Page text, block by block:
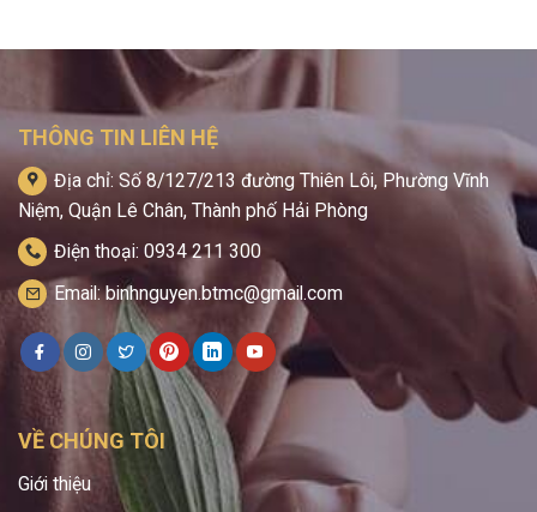
THÔNG TIN LIÊN HỆ
Địa chỉ: Số 8/127/213 đường Thiên Lôi, Phường Vĩnh
Niệm, Quận Lê Chân, Thành phố Hải Phòng
Điện thoại: 0934 211 300
Email: binhnguyen.btmc@gmail.com
VỀ CHÚNG TÔI
Giới thiệu